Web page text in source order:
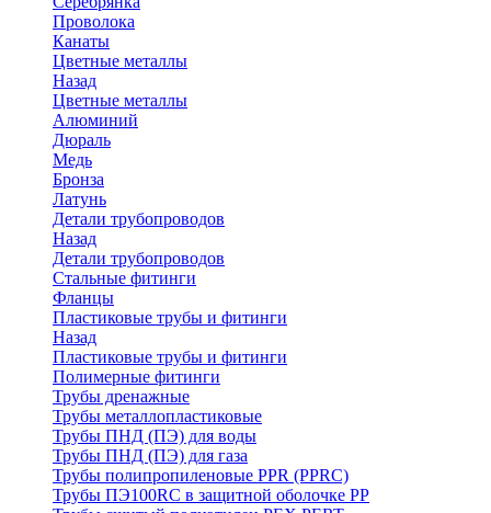
Проволока
Канаты
Цветные металлы
Назад
Цветные металлы
Алюминий
Дюраль
Медь
Бронза
Латунь
Детали трубопроводов
Назад
Детали трубопроводов
Стальные фитинги
Фланцы
Пластиковые трубы и фитинги
Назад
Пластиковые трубы и фитинги
Полимерные фитинги
Трубы дренажные
Трубы металлопластиковые
Трубы ПНД (ПЭ) для воды
Трубы ПНД (ПЭ) для газа
Трубы полипропиленовые PPR (PPRC)
Трубы ПЭ100RC в защитной оболочке PP